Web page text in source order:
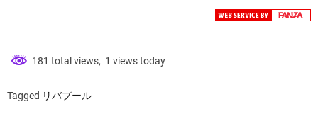
181 total views, 1 views today
Tagged リバプール